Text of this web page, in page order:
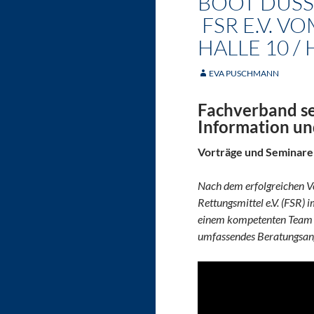
FSR E.V.
HALLE 10 /
EVA PUSCHMANN
Fachverband
Information
Vorträge und
Nach dem erfolgreichen
Rettungsmittel e.V.
einem kompetenten
umfassendes